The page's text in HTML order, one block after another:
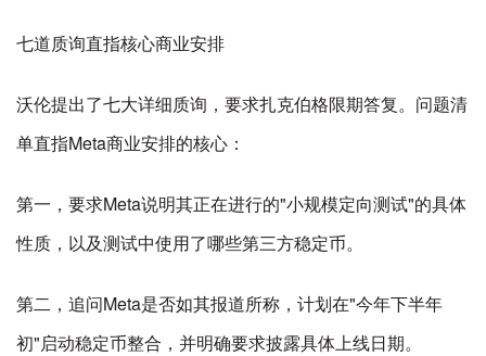
七道质询直指核心商业安排
沃伦提出了七大详细质询，要求扎克伯格限期答复。问题清
单直指Meta商业安排的核心：
第一，要求Meta说明其正在进行的"小规模定向测试"的具体
性质，以及测试中使用了哪些第三方稳定币。
第二，追问Meta是否如其报道所称，计划在"今年下半年
初"启动稳定币整合，并明确要求披露具体上线日期。